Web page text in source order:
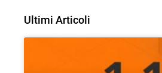
Ultimi Articoli